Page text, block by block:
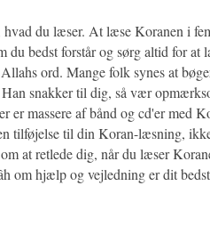
hvad du læser. At læse Koranen i
du bedst forstår og sørg altid for
ord. Mange folk synes at
snakker til dig, så vær
massere af bånd og cd'er med
tilføjelse til din Koran-læsning,
at retlede dig, når du læser
om hjælp og vejledning er dit